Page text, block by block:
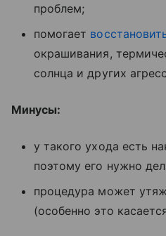
проблем;
помогает
окрашивания,
солнца и других
Минусы:
у такого ухода есть
поэтому его нужно
процедура может
(особенно это